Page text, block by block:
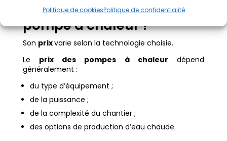
Politique de cookiesPolitique de confidentialité
Quel est le prix d’une
pompe à chaleur ?
Son prixvarie selon la technologie choisie.
Le prix des pompes à chaleur dépend
généralement :
du type d’équipement ;
de la puissance ;
de la complexité du chantier ;
des options de production d’eau chaude.